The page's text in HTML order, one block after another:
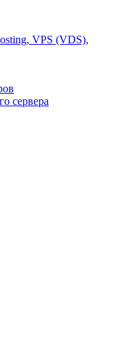
VPS (VDS),
сервера